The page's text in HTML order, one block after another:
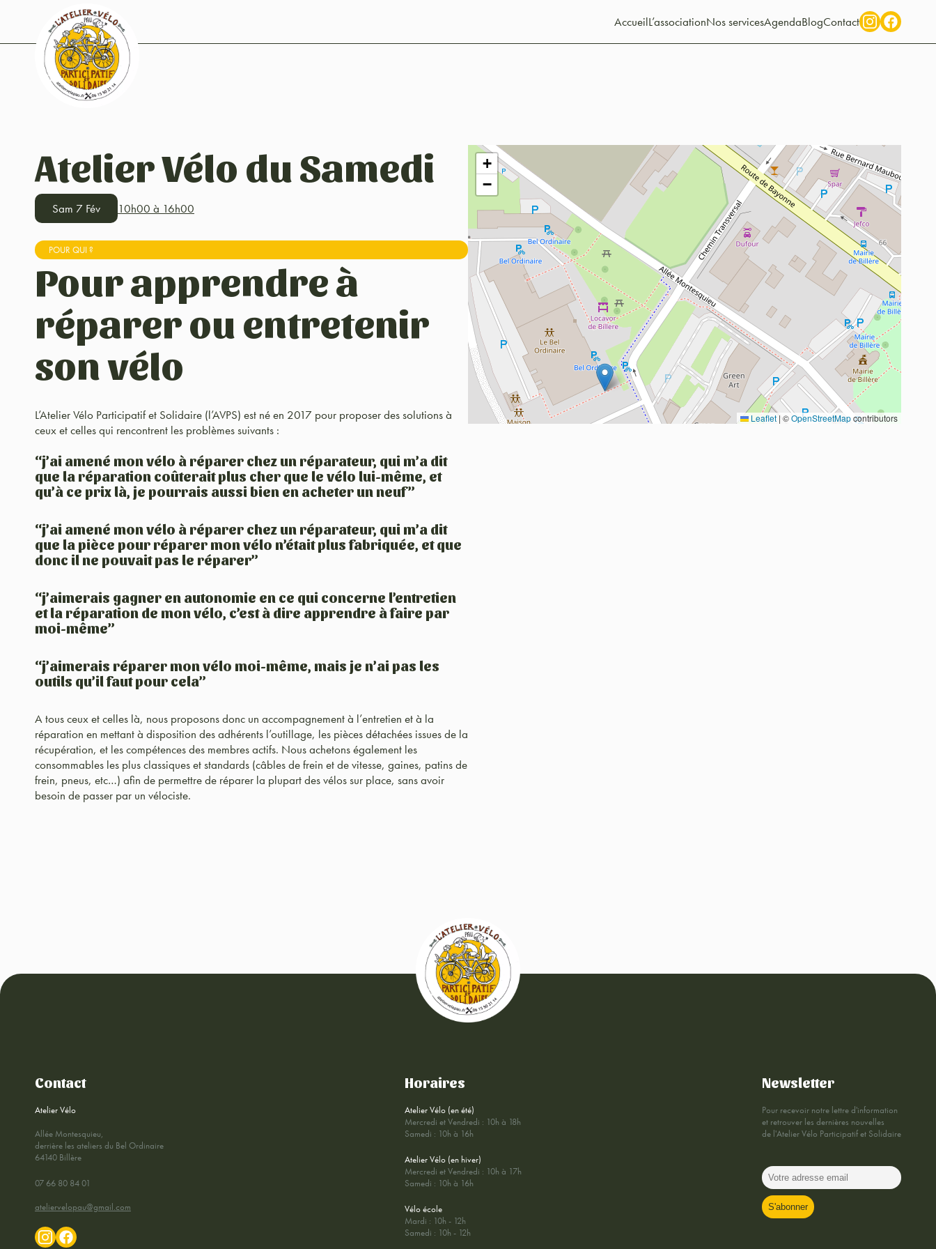
AccueilL’associationNos servicesAgendaBlogContact
Atelier Vélo du Samedi
Sam 7 Fév 10h00 à 16h00
POUR QUI ?
Pour apprendre à
réparer ou entretenir
son vélo
L’Atelier Vélo Participatif et Solidaire (l’AVPS) est né en 2017 pour proposer des solutions à
ceux et celles qui rencontrent les problèmes suivants :
“j’ai amené mon vélo à réparer chez un réparateur, qui m’a dit
que la réparation coûterait plus cher que le vélo lui-même, et
qu’à ce prix là, je pourrais aussi bien en acheter un neuf”
“j’ai amené mon vélo à réparer chez un réparateur, qui m’a dit
que la pièce pour réparer mon vélo n’était plus fabriquée, et que
donc il ne pouvait pas le réparer”
“j’aimerais gagner en autonomie en ce qui concerne l’entretien
et la réparation de mon vélo, c’est à dire apprendre à faire par
moi-même”
“j’aimerais réparer mon vélo moi-même, mais je n’ai pas les
outils qu’il faut pour cela”
A tous ceux et celles là, nous proposons donc un accompagnement à l’entretien et à la
réparation en mettant à disposition des adhérents l’outillage, les pièces détachées issues de la
récupération, et les compétences des membres actifs. Nous achetons également les
consommables les plus classiques et standards (câbles de frein et de vitesse, gaines, patins de
frein, pneus, etc…) afin de permettre de réparer la plupart des vélos sur place, sans avoir
besoin de passer par un vélociste.
+
−
Leaflet | ©OpenStreetMapcontributors
Contact
Atelier Vélo
Allée Montesquieu,
derrière les ateliers du Bel Ordinaire
64140 Billère
07 66 80 84 01
ateliervelopau@gmail.com
Horaires
Atelier Vélo (en été)
Mercredi et Vendredi : 10h à 18h
Samedi : 10h à 16h
Atelier Vélo (en hiver)
Mercredi et Vendredi : 10h à 17h
Samedi : 10h à 16h
Vélo école
Mardi : 10h - 12h
Samedi : 10h - 12h
Newsletter
Pour recevoir notre lettre d'information
et retrouver les dernières nouvelles
de l'Atelier Vélo Participatif et Solidaire